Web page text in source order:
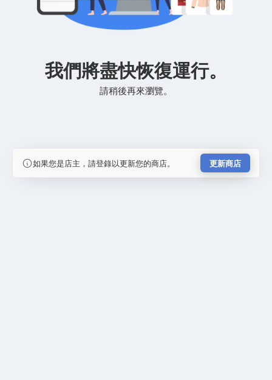
我們將盡快恢復運行。
請稍後再來瀏覽。
如果您是店主，請登錄以更新您的商店。 更新商店